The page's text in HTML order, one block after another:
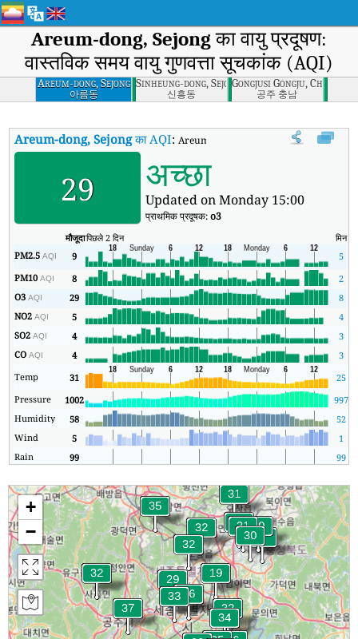
Areum-dong, Sejong का वायु प्रदूषण:
वास्तविक समय वायु गुणवत्ता सूचकांक (AQI)
Areum-dong, Sejong
아름동
Sinheung-dong, Sejong
신흥동
Gongjusi Gongju,
공주 충남
Areum-dong, Sejongका AQI:Areum-dong, Sejong का वास्तविक समय वायु
29 अच्छा
Updated on Monday 15:00
प्राथमिक प्रदूषक:o3
मौजूदापिछले 2 दिन मिन
PM2.5AQI 9 5
PM10AQI 8 2
O3AQI 29 8
NO2AQI 5 4
SO2AQI 4
3
COAQI 4
3
Temp
31 25
Pressure
1002 997
Humidity
58 52
Wind
5
1
Rain
99 99
+
−